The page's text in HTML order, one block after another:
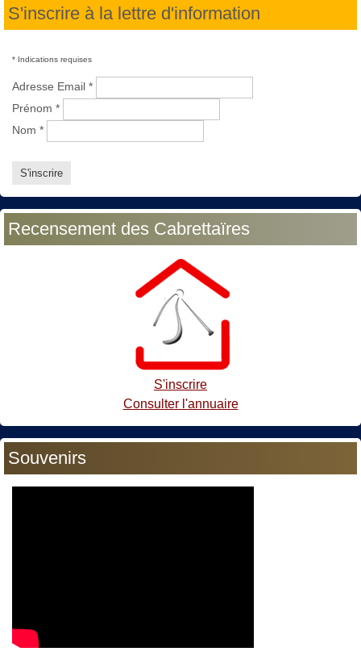
S'inscrire à la lettre d'information
* Indications requises
Adresse Email *
Prénom *
Nom *
Recensement des Cabrettaïres
S'inscrire
Consulter l'annuaire
Souvenirs